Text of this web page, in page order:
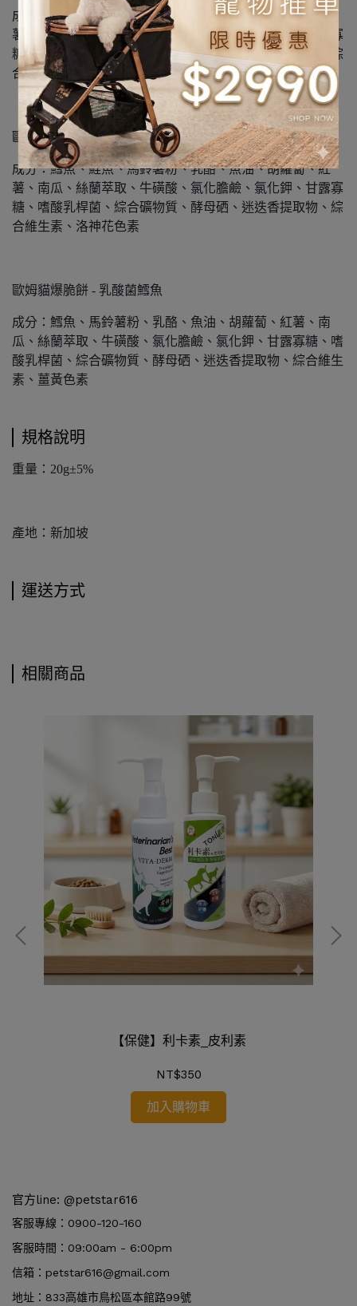
成分：鱈魚、鮪魚、馬鈴薯粉、乳酪、魚油、胡蘿蔔、紅
薯、南瓜、絲蘭萃取、牛磺酸、氯化膽鹼、氯化鉀、甘露寡
糖、嗜酸乳桿菌、綜合礦物質、酵母硒、迷迭香提取物、綜
合維生素、高粱色素
歐姆貓爆脆餅 - 乳酸菌鮭魚
成分：鱈魚、鮭魚、馬鈴薯粉、乳酪、魚油、胡蘿蔔、紅
薯、南瓜、絲蘭萃取、牛磺酸、氯化膽鹼、氯化鉀、甘露寡
糖、嗜酸乳桿菌、綜合礦物質、酵母硒、迷迭香提取物、綜
合維生素、洛神花色素
歐姆貓爆脆餅 - 乳酸菌鱈魚
成分：鱈魚、馬鈴薯粉、乳酪、魚油、胡蘿蔔、紅薯、南
瓜、絲蘭萃取、牛磺酸、氯化膽鹼、氯化鉀、甘露寡糖、嗜
酸乳桿菌、綜合礦物質、酵母硒、迷迭香提取物、綜合維生
素、薑黃色素
規格說明
重量：20g±5%
產地：新加坡
運送方式
相關商品
【保健】利卡素_皮利素
NT$350
加入購物車
官方line: @petstar616
客服專線：0900-120-160
客服時間：09:00am - 6:00pm
信箱：petstar616@gmail.com
地址：833高雄市鳥松區本館路99號